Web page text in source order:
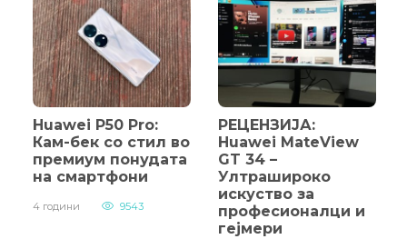
Huawei P50 Pro:
Кам-бек со стил во
премиум понудата
на смартфони
4 години 9543
РЕЦЕНЗИЈА:
Huawei MateView
GT 34 –
Ултрашироко
искуство за
професионалци и
гејмери